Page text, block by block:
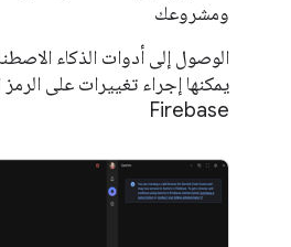
ومشروعك
الوصول إلى أدوات الذكاء
يمكنها إجراء تغييرات على
Firebase